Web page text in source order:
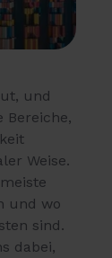
und
Bereiche,
Weise.
und wo
sind.
dabei,